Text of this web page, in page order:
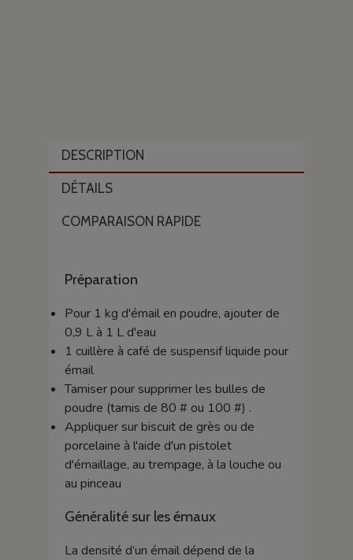
DESCRIPTION
DÉTAILS
COMPARAISON RAPIDE
Préparation
Pour 1 kg d'émail en poudre, ajouter de
0,9 L à 1 L d'eau
1 cuillère à café de suspensif liquide pour
émail
Tamiser pour supprimer les bulles de
poudre (tamis de 80 # ou 100 #) .
Appliquer sur biscuit de grès ou de
porcelaine à l'aide d'un pistolet
d'émaillage, au trempage, à la louche ou
au pinceau
Généralité sur les émaux
La densité d’un émail dépend de la